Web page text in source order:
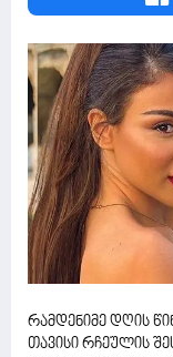
რამდენიმე დღის
თავისი რჩეულის